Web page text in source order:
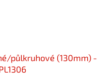
půlkruhové (130mm) -